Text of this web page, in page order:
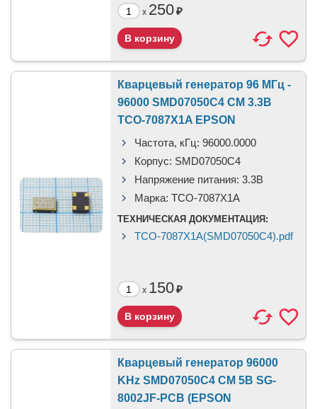
x 250₽
Кварцевый генератор 96 МГц -
96000 SMD07050C4 CM 3.3В
TCO-7087X1A EPSON
Частота, кГц: 96000.0000
Корпус: SMD07050C4
Напряжение питания: 3.3В
Марка: TCO-7087X1A
ТЕХНИЧЕСКАЯ ДОКУМЕНТАЦИЯ:
TCO-7087X1A(SMD07050C4).pdf
x 150₽
Кварцевый генератор 96000
KHz SMD07050C4 CM 5В SG-
8002JF-PCB (EPSON